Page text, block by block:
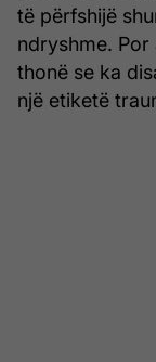
të përfshijë
ndryshme.
thonë se ka
një etiketë